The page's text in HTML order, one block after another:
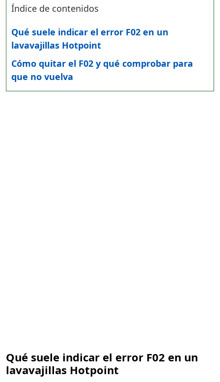
Índice de contenidos
Qué suele indicar el error F02 en un
lavavajillas Hotpoint
Cómo quitar el F02 y qué comprobar para
que no vuelva
Qué suele indicar el error F02 en un
lavavajillas Hotpoint